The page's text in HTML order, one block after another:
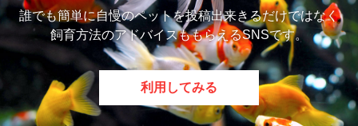
誰でも簡単に自慢のペットを投稿出来きるだけではなく
飼育方法のアドバイスももらえるSNSです。
利用してみる